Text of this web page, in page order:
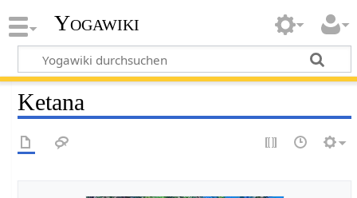
Yogawiki
Ketana